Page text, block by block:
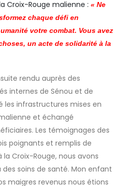
Croix-Rouge malienne : « Ne
chaque défi en
votre combat. Vous avez
un acte de solidarité à la
rendu auprès des
internes de Sénou et de
les infrastructures mises en
et échangé
Les témoignages des
poignants et remplis de
Croix-Rouge, nous avons
soins de santé. Mon enfant
maigres revenus nous étions